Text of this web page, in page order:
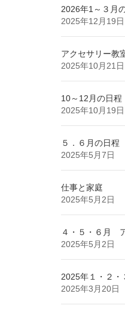
2026年1～３月
2025年12月19日
アクセサリー
2025年10月21日
10～12月の日程
2025年10月19日
５．６月の日程
2025年5月7日
仕事と家庭
2025年5月2日
４・５・６月
2025年5月2日
2025年１・２・
2025年3月20日